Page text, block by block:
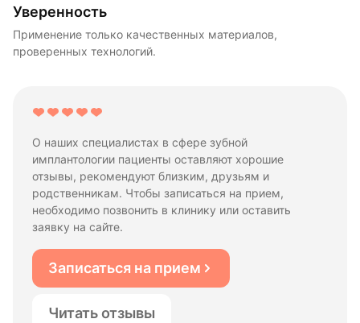
Уверенность
Применение только качественных материалов,
проверенных технологий.
О наших специалистах в сфере зубной
имплантологии пациенты оставляют хорошие
отзывы, рекомендуют близким, друзьям и
родственникам. Чтобы записаться на прием,
необходимо позвонить в клинику или оставить
заявку на сайте.
Записаться на прием
Читать отзывы